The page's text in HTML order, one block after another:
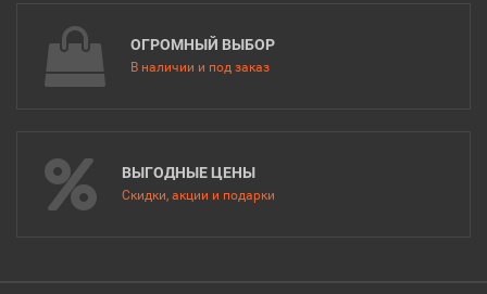
ОГРОМНЫЙ ВЫБОР
В наличии и под заказ
ВЫГОДНЫЕ ЦЕНЫ
Скидки, акции и подарки